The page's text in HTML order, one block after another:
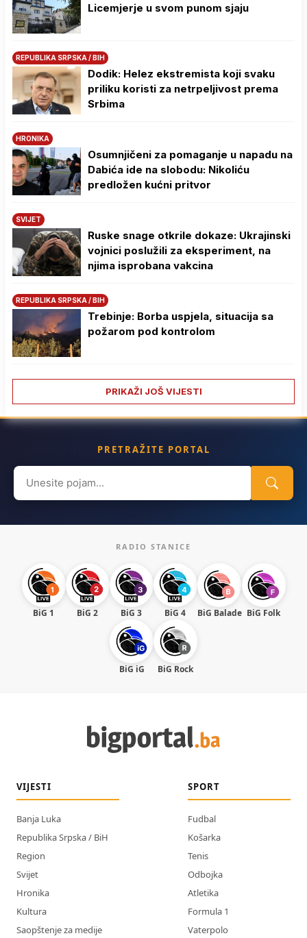
Licemjerje u svom punom sjaju
REPUBLIKA SRPSKA / BIH
Dodik: Helez ekstremista koji svaku
priliku koristi za netrpeljivost prema
Srbima
HRONIKA
Osumnjičeni za pomaganje u napadu na
Dabića ide na slobodu: Nikoliću
predložen kućni pritvor
SVIJET
Ruske snage otkrile dokaze: Ukrajinski
vojnici poslužili za eksperiment, na
njima isprobana vakcina
REPUBLIKA SRPSKA / BIH
Trebinje: Borba uspjela, situacija sa
požarom pod kontrolom
PRIKAŽI JOŠ VIJESTI
PRETRAŽITE PORTAL
Search
for:
RADIO STANICE
BiG 1 BiG 2 BiG 3 BiG 4 BiG Balade BiG Folk
BiG iG BiG Rock
VIJESTI
Banja Luka
Republika Srpska / BiH
Region
Svijet
Hronika
Kultura
Saopštenje za medije
SPORT
Fudbal
Košarka
Tenis
Odbojka
Atletika
Formula 1
Vaterpolo